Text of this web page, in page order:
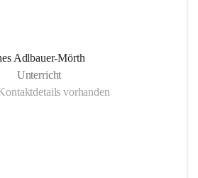
Adlbauer-Mörth
Unterricht
vorhanden